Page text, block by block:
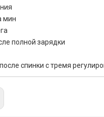
мин
полной зарядки
спинки с тремя